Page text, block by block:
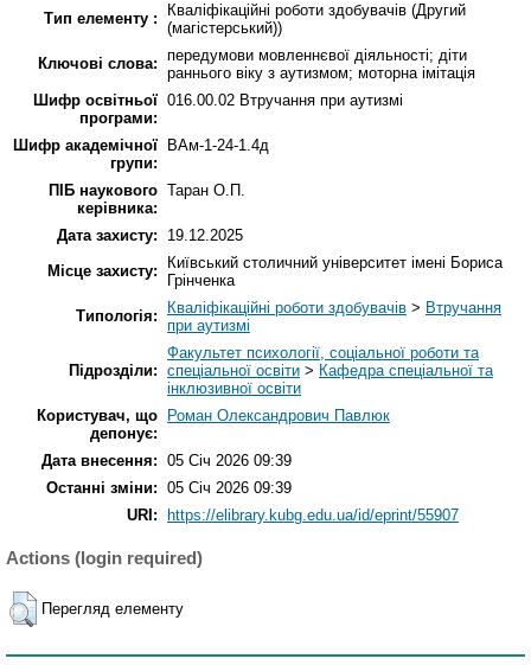
Тип елементу :
Кваліфікаційні роботи здобувачів (Другий
(магістерський))
Ключові слова: передумови мовленнєвої діяльності; діти
раннього віку з аутизмом; моторна імітація
Шифр освітньої
програми:
016.00.02 Втручання при аутизмі
Шифр академічної
групи:
ВАм-1-24-1.4д
ПІБ наукового
керівника:
Таран О.П.
Дата захисту:
19.12.2025
Місце захисту:
Київський столичний університет імені Бориса
Грінченка
Типологія:
Кваліфікаційні роботи здобувачів > Втручання
при аутизмі
Підрозділи:
Факультет психології, соціальної роботи та
спеціальної освіти > Кафедра спеціальної та
інклюзивної освіти
Користувач, що
депонує:
Роман Олександрович Павлюк
Дата внесення: 05 Січ 2026 09:39
Останні зміни: 05 Січ 2026 09:39
URI:
https://elibrary.kubg.edu.ua/id/eprint/55907
Actions (login required)
Перегляд елементу